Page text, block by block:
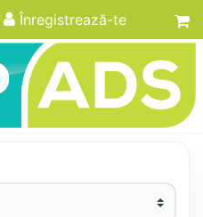
Înregistrează-te